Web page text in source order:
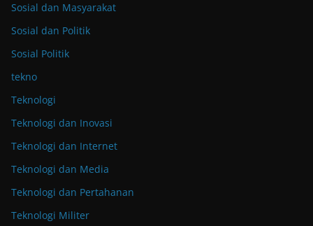
Sosial dan Masyarakat
Sosial dan Politik
Sosial Politik
tekno
Teknologi
Teknologi dan Inovasi
Teknologi dan Internet
Teknologi dan Media
Teknologi dan Pertahanan
Teknologi Militer